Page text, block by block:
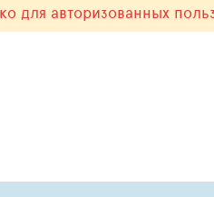
для авторизованных